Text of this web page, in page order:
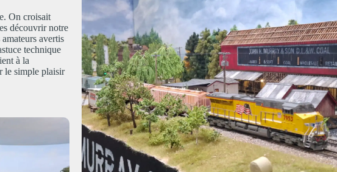
On croisait
découvrir notre
avertis
technique
à la
le simple plaisir